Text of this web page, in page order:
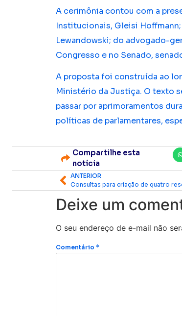
A cerimônia contou com a
Institucionais, Gleisi
Lewandowski; do advogado-
Congresso e no Senado,
A proposta foi construída ao
Ministério da Justiça. O texto
passar por aprimoramentos
políticas de parlamentares,
Compartilhe esta
notícia
ANTERIOR
Deixe um
O seu endereço de e-mail não
Comentário*